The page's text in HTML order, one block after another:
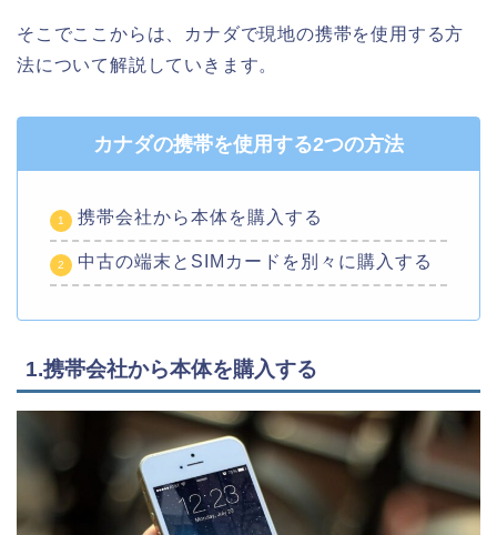
そこでここからは、カナダで現地の携帯を使用する方
法について解説していきます。
カナダの携帯を使用する2つの方法
携帯会社から本体を購入する
中古の端末とSIMカードを別々に購入する
1.携帯会社から本体を購入する